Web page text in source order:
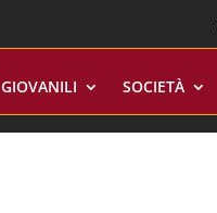
GIOVANILI SOCIETÀ